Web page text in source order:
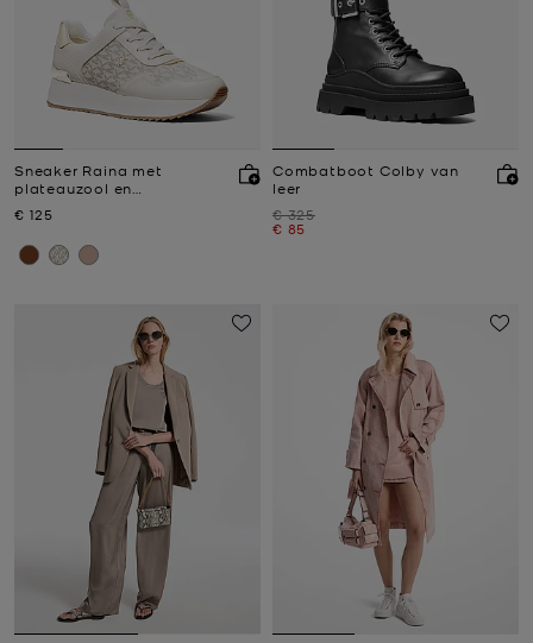
Sneaker Raina met
plateauzool en
Nu
€ 125
Combatboot Colby van
leer
Was
€ 325
Nu
€ 85